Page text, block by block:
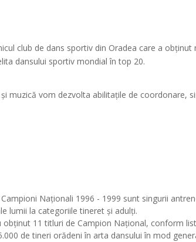
club de dans sportiv din Oradea care a
dansului sportiv mondial în top 20.
muzică vom dezvolta abilitațile de coordonare,
Naționali 1996 - 1999 sunt singurii
lumii la categoriile tineret și adulți.
11 titluri de Campion Național, conform
de tineri orădeni în arta dansului în mod